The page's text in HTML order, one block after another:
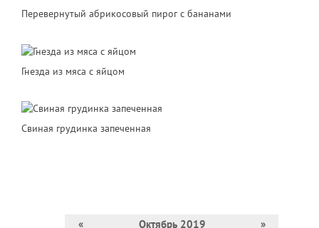
Перевернутый абрикосовый пирог с бананами
Гнезда из мяса с яйцом
Свиная грудинка запеченная
« Октябрь 2019 »